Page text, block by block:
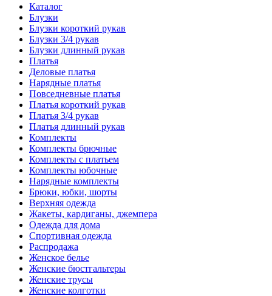
Каталог
Блузки
Блузки короткий рукав
Блузки 3/4 рукав
Блузки длинный рукав
Платья
Деловые платья
Нарядные платья
Повседневные платья
Платья короткий рукав
Платья 3/4 рукав
Платья длинный рукав
Комплекты
Комплекты брючные
Комплекты с платьем
Комплекты юбочные
Нарядные комплекты
Брюки, юбки, шорты
Верхняя одежда
Жакеты, кардиганы, джемпера
Одежда для дома
Спортивная одежда
Распродажа
Женское белье
Женские бюстгальтеры
Женские трусы
Женские колготки